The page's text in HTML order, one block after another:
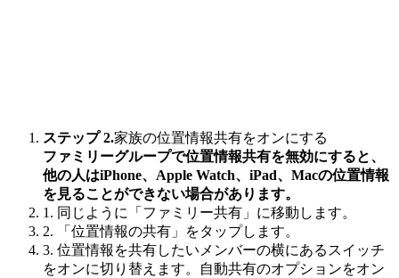
ステップ 2.家族の位置情報共有をオンにする
ファミリーグループで位置情報共有を無効にすると、
他の人はiPhone、Apple Watch、iPad、Macの位置情報
を見ることができない場合があります。
1. 同じように「ファミリー共有」に移動します。
2. 「位置情報の共有」をタップします。
3. 位置情報を共有したいメンバーの横にあるスイッチ
をオンに切り替えます。自動共有のオプションをオン